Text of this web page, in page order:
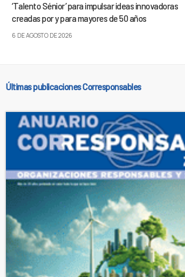
‘Talento Sénior’ para impulsar ideas innovadoras
creadas por y para mayores de 50 años
6 DE AGOSTO DE 2026
Últimas publicaciones Corresponsables